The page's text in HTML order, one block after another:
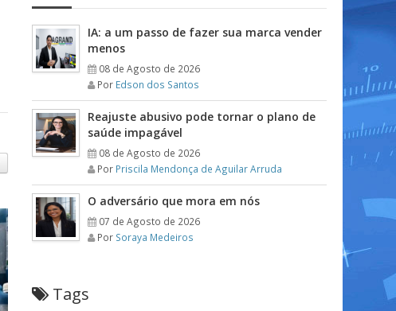
IA: a um passo de fazer sua marca vender
menos
08 de Agosto de 2026
Por Edson dos Santos
Reajuste abusivo pode tornar o plano de
saúde impagável
08 de Agosto de 2026
Por Priscila Mendonça de Aguilar Arruda
O adversário que mora em nós
07 de Agosto de 2026
Por Soraya Medeiros
Tags